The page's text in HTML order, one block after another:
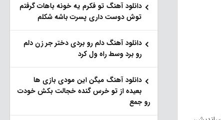
دانلود آهنگ تو فکرم یه خونه باهات گرفتم
توش دوست داری پسرت باشه شکلم
دانلود آهنگ دلم رو بردی دختر جر زن دلم
رو برد وسط راه ول کرد
دانلود آهنگ میگن این مودی بازی ها
بعیده از تو خرس گنده خجالت بکش خودت
رو جمع